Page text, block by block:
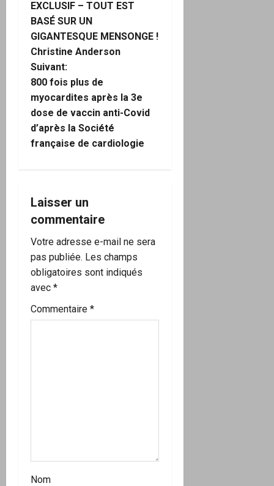
a
v
i
g
a
t
o
n
d
’
a
e
EXCLUSIF – TOUT EST
BASÉ SUR UN
GIGANTESQUE MENSONGE !
Christine Anderson
Suivant:
800 fois plus de
myocardites après la 3e
dose de vaccin anti-Covid
d’après la Société
française de cardiologie
Laisser un
commentaire
Votre adresse e-mail ne sera
pas publiée. Les champs
obligatoires sont indiqués
avec *
Commentaire *
Nom